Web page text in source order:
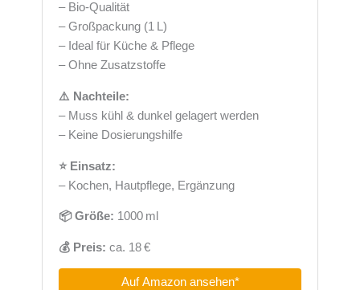
– Bio-Qualität
– Großpackung (1 L)
– Ideal für Küche & Pflege
– Ohne Zusatzstoffe
⚠️ Nachteile:
– Muss kühl & dunkel gelagert werden
– Keine Dosierungshilfe
⭐ Einsatz:
– Kochen, Hautpflege, Ergänzung
📦 Größe: 1000 ml
💰 Preis: ca. 18 €
Auf Amazon ansehen*